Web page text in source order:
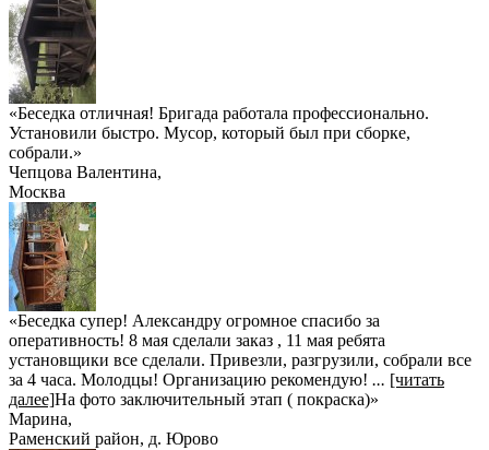
«Беседка отличная! Бригада работала профессионально.
Установили быстро. Мусор, который был при сборке,
собрали.»
Чепцова Валентина,
Москва
«Беседка супер! Александру огромное спасибо за
оперативность! 8 мая сделали заказ , 11 мая ребята
установщики все сделали. Привезли, разгрузили, собрали все
за 4 часа. Молодцы! Организацию рекомендую! ... [читать
далее]На фото заключительный этап ( покраска)»
Марина,
Раменский район, д. Юрово